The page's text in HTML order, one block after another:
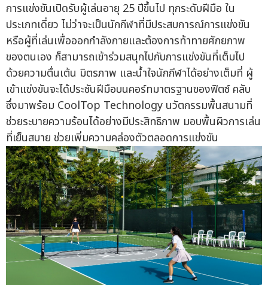
การแข่งขันเปิดรับผู้เล่นอายุ 25 ปีขึ้นไป ทุกระดับฝีมือ ใน
ประเภทเดี่ยว ไม่ว่าจะเป็นนักกีฬาที่มีประสบการณ์การแข่งขัน
หรือผู้ที่เล่นเพื่อออกกำลังกายและต้องการท้าทายศักยภาพ
ของตนเอง ก็สามารถเข้าร่วมสนุกไปกับการแข่งขันที่เต็มไป
ด้วยความตื่นเต้น มิตรภาพ และน้ำใจนักกีฬาได้อย่างเต็มที่ ผู้
เข้าแข่งขันจะได้ประชันฝีมือบนคอร์ทมาตรฐานของฟิตซ์ คลับ
ซึ่งมาพร้อม CoolTop Technology นวัตกรรมพื้นสนามที่
ช่วยระบายความร้อนได้อย่างมีประสิทธิภาพ มอบพื้นผิวการเล่น
ที่เย็นสบาย ช่วยเพิ่มความคล่องตัวตลอดการแข่งขัน